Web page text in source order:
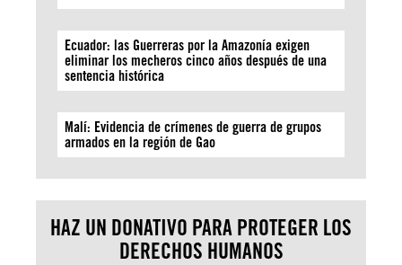
Ecuador: las Guerreras por la Amazonía exigen
eliminar los mecheros cinco años después de una
sentencia histórica
Malí: Evidencia de crímenes de guerra de grupos
armados en la región de Gao
HAZ UN DONATIVO PARA PROTEGER LOS
DERECHOS HUMANOS